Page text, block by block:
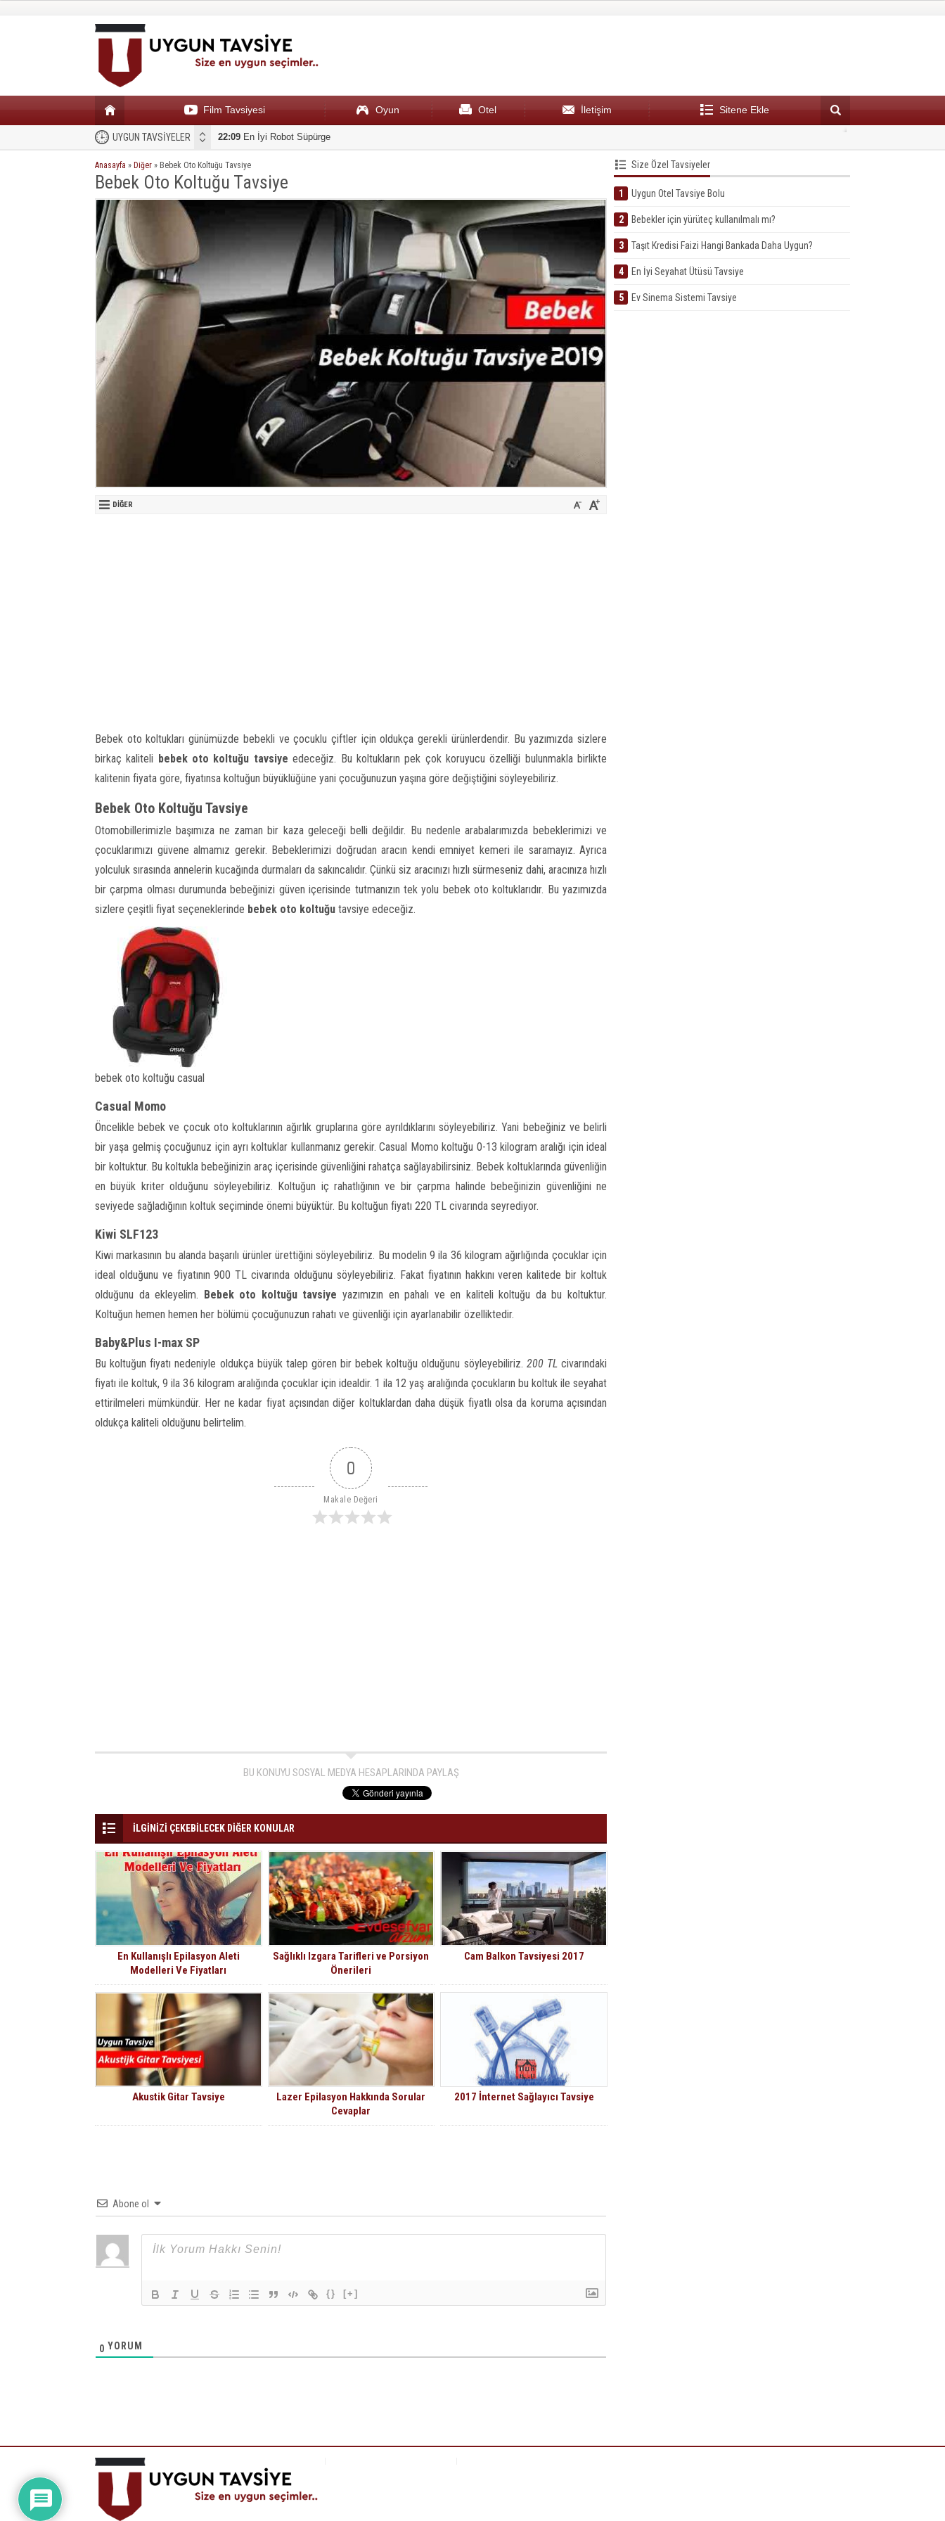
Film Tavsiyesi Oyun Otel İletişim Sitene Ekle
UYGUN TAVSİYELER 19:51 En iyi çamaşır makinesi tavsiye
Anasayfa » Diğer » Bebek Oto Koltuğu Tavsiye
Bebek Oto Koltuğu Tavsiye
DIĞER
Bebek oto koltukları günümüzde bebekli ve çocuklu çiftler için oldukça gerekli ürünlerdendir. Bu yazımızda sizlere
birkaç kaliteli bebek oto koltuğu tavsiye edeceğiz. Bu koltukların pek çok koruyucu özelliği bulunmakla birlikte
kalitenin fiyata göre, fiyatınsa koltuğun büyüklüğüne yani çocuğunuzun yaşına göre değiştiğini söyleyebiliriz.
Bebek Oto Koltuğu Tavsiye
Otomobillerimizle başımıza ne zaman bir kaza geleceği belli değildir. Bu nedenle arabalarımızda bebeklerimizi ve
çocuklarımızı güvene almamız gerekir. Bebeklerimizi doğrudan aracın kendi emniyet kemeri ile saramayız. Ayrıca
yolculuk sırasında annelerin kucağında durmaları da sakıncalıdır. Çünkü siz aracınızı hızlı sürmeseniz dahi, aracınıza hızlı
bir çarpma olması durumunda bebeğinizi güven içerisinde tutmanızın tek yolu bebek oto koltuklarıdır. Bu yazımızda
sizlere çeşitli fiyat seçeneklerinde bebek oto koltuğu tavsiye edeceğiz.
bebek oto koltuğu casual
Casual Momo
Öncelikle bebek ve çocuk oto koltuklarının ağırlık gruplarına göre ayrıldıklarını söyleyebiliriz. Yani bebeğiniz ve belirli
bir yaşa gelmiş çocuğunuz için ayrı koltuklar kullanmanız gerekir. Casual Momo koltuğu 0-13 kilogram aralığı için ideal
bir koltuktur. Bu koltukla bebeğinizin araç içerisinde güvenliğini rahatça sağlayabilirsiniz. Bebek koltuklarında güvenliğin
en büyük kriter olduğunu söyleyebiliriz. Koltuğun iç rahatlığının ve bir çarpma halinde bebeğinizin güvenliğini ne
seviyede sağladığının koltuk seçiminde önemi büyüktür. Bu koltuğun fiyatı 220 TL civarında seyrediyor.
Kiwi SLF123
Kiwi markasının bu alanda başarılı ürünler ürettiğini söyleyebiliriz. Bu modelin 9 ila 36 kilogram ağırlığında çocuklar için
ideal olduğunu ve fiyatının 900 TL civarında olduğunu söyleyebiliriz. Fakat fiyatının hakkını veren kalitede bir koltuk
olduğunu da ekleyelim. Bebek oto koltuğu tavsiye yazımızın en pahalı ve en kaliteli koltuğu da bu koltuktur.
Koltuğun hemen hemen her bölümü çocuğunuzun rahatı ve güvenliği için ayarlanabilir özelliktedir.
Baby&Plus I-max SP
Bu koltuğun fiyatı nedeniyle oldukça büyük talep gören bir bebek koltuğu olduğunu söyleyebiliriz. 200 TL civarındaki
fiyatı ile koltuk, 9 ila 36 kilogram aralığında çocuklar için idealdir. 1 ila 12 yaş aralığında çocukların bu koltuk ile seyahat
ettirilmeleri mümkündür. Her ne kadar fiyat açısından diğer koltuklardan daha düşük fiyatlı olsa da koruma açısından
oldukça kaliteli olduğunu belirtelim.
0
Makale Değeri
BU KONUYU SOSYAL MEDYA HESAPLARINDA PAYLAŞ
İLGİNİZİ ÇEKEBİLECEK DİĞER KONULAR
En Kullanışlı Epilasyon Aleti
Modelleri Ve Fiyatları
Sağlıklı Izgara Tarifleri ve Porsiyon
Önerileri
Cam Balkon Tavsiyesi 2017
Akustik Gitar Tavsiye
Lazer Epilasyon Hakkında Sorular
Cevaplar
2017 İnternet Sağlayıcı Tavsiye
Abone ol
{} [+]
0 YORUM
Size Özel Tavsiyeler
1 Uygun Otel Tavsiye Bolu
2 Bebekler için yürüteç kullanılmalı mı?
3 Taşıt Kredisi Faizi Hangi Bankada Daha Uygun?
4 En İyi Seyahat Ütüsü Tavsiye
5 Ev Sinema Sistemi Tavsiye